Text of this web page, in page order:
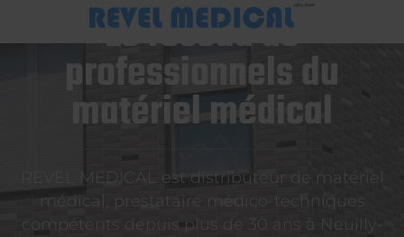
Le réseau de
professionnels du
matériel médical
REVEL MEDICAL est distributeur de matériel
médical, prestataire médico-techniques
compétents depuis plus de 30 ans à Neuilly-